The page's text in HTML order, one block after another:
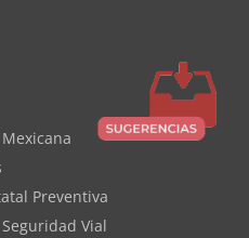
Preventiva
Vial